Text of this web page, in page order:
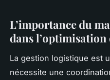
L’importance du
dans
La gestion logistique est
nécessite une